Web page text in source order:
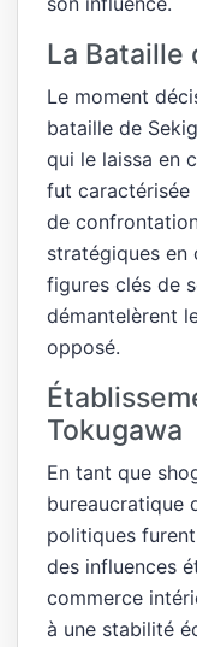
La Bataille
Le moment
bataille de
qui le laissa en
fut caractérisée
de
stratégiques en
figures clés de
démantelèrent
opposé.
Tokugawa
En tant que
bureaucratique
politiques
des influences
commerce
à une stabilité